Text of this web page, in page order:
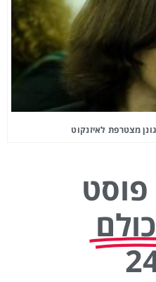
מצטרפת לאיזנקוט
פוסט